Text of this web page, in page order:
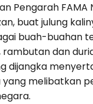
Pengarah FAMA
buat julung
buah-buahan
rambutan dan
dijangka
melibatkan